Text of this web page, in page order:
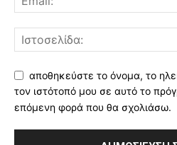
αποθηκεύστε το όνομα, το
τον ιστότοπό μου σε αυτό το
επόμενη φορά που θα σχολιάσω.